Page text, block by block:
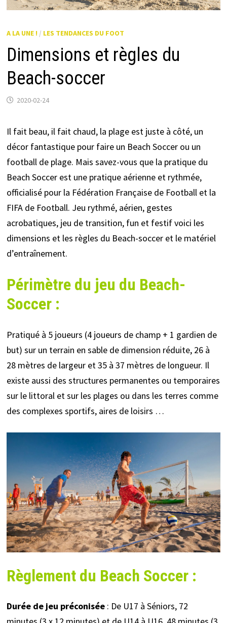
A LA UNE ! / LES TENDANCES DU FOOT
Dimensions et règles du
Beach-soccer
2020-02-24
Il fait beau, il fait chaud, la plage est juste à côté, un
décor fantastique pour faire un Beach Soccer ou un
football de plage. Mais savez-vous que la pratique du
Beach Soccer est une pratique aérienne et rythmée,
officialisé pour la Fédération Française de Football et la
FIFA de Football. Jeu rythmé, aérien, gestes
acrobatiques, jeu de transition, fun et festif voici les
dimensions et les règles du Beach-soccer et le matériel
d’entraînement.
Périmètre du jeu du Beach-
Soccer :
Pratiqué à 5 joueurs (4 joueurs de champ + 1 gardien de
but) sur un terrain en sable de dimension réduite, 26 à
28 mètres de largeur et 35 à 37 mètres de longueur. Il
existe aussi des structures permanentes ou temporaires
sur le littoral et sur les plages ou dans les terres comme
des complexes sportifs, aires de loisirs …
Règlement du Beach Soccer :
Durée de jeu préconisée: De U17 à Séniors, 72